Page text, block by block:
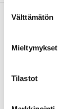
valinta
Välttämätön
Mieltymykset
Tilastot
Kuvaus